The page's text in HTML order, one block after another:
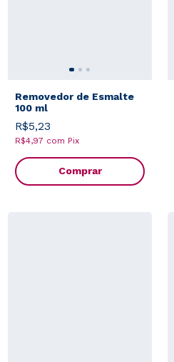
Removedor de Esmalte
100 ml
R$5,23
R$4,97 com Pix
Comprar